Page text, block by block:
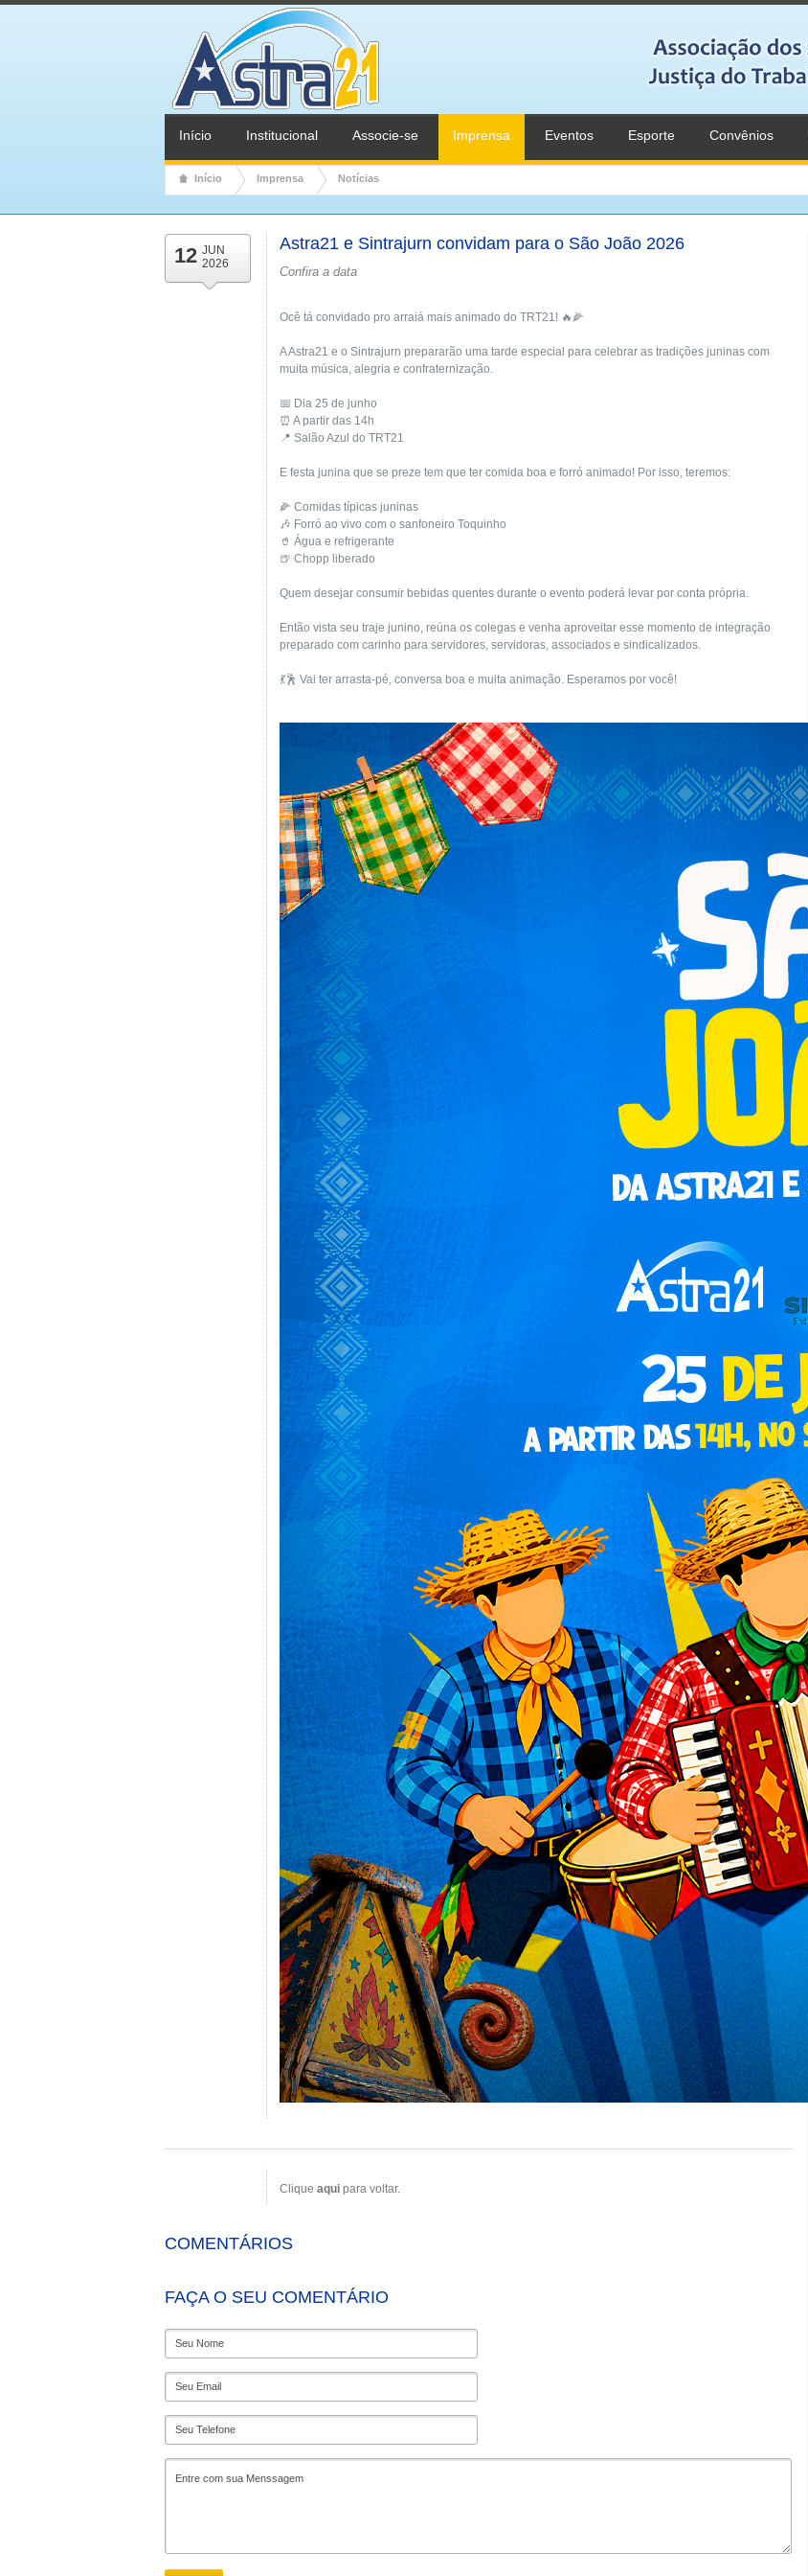
Início Institucional Associe-se Imprensa Eventos Esporte Convênios
Início Imprensa Notícias
12 JUN
2026
Astra21 e Sintrajurn convidam para o São João 2026
Confira a data
Ocê tá convidado pro arraiá mais animado do TRT21! 🔥🌽
A Astra21 e o Sintrajurn prepararão uma tarde especial para celebrar as tradições juninas com
muita música, alegria e confraternização.
📅 Dia 25 de junho
⏰ A partir das 14h
📍 Salão Azul do TRT21
E festa junina que se preze tem que ter comida boa e forró animado! Por isso, teremos:
🌽 Comidas típicas juninas
🎶 Forró ao vivo com o sanfoneiro Toquinho
🥤 Água e refrigerante
🍺 Chopp liberado
Quem desejar consumir bebidas quentes durante o evento poderá levar por conta própria.
Então vista seu traje junino, reúna os colegas e venha aproveitar esse momento de integração
preparado com carinho para servidores, servidoras, associados e sindicalizados.
💃🕺 Vai ter arrasta-pé, conversa boa e muita animação. Esperamos por você!
Clique aqui para voltar.
COMENTÁRIOS
FAÇA O SEU COMENTÁRIO